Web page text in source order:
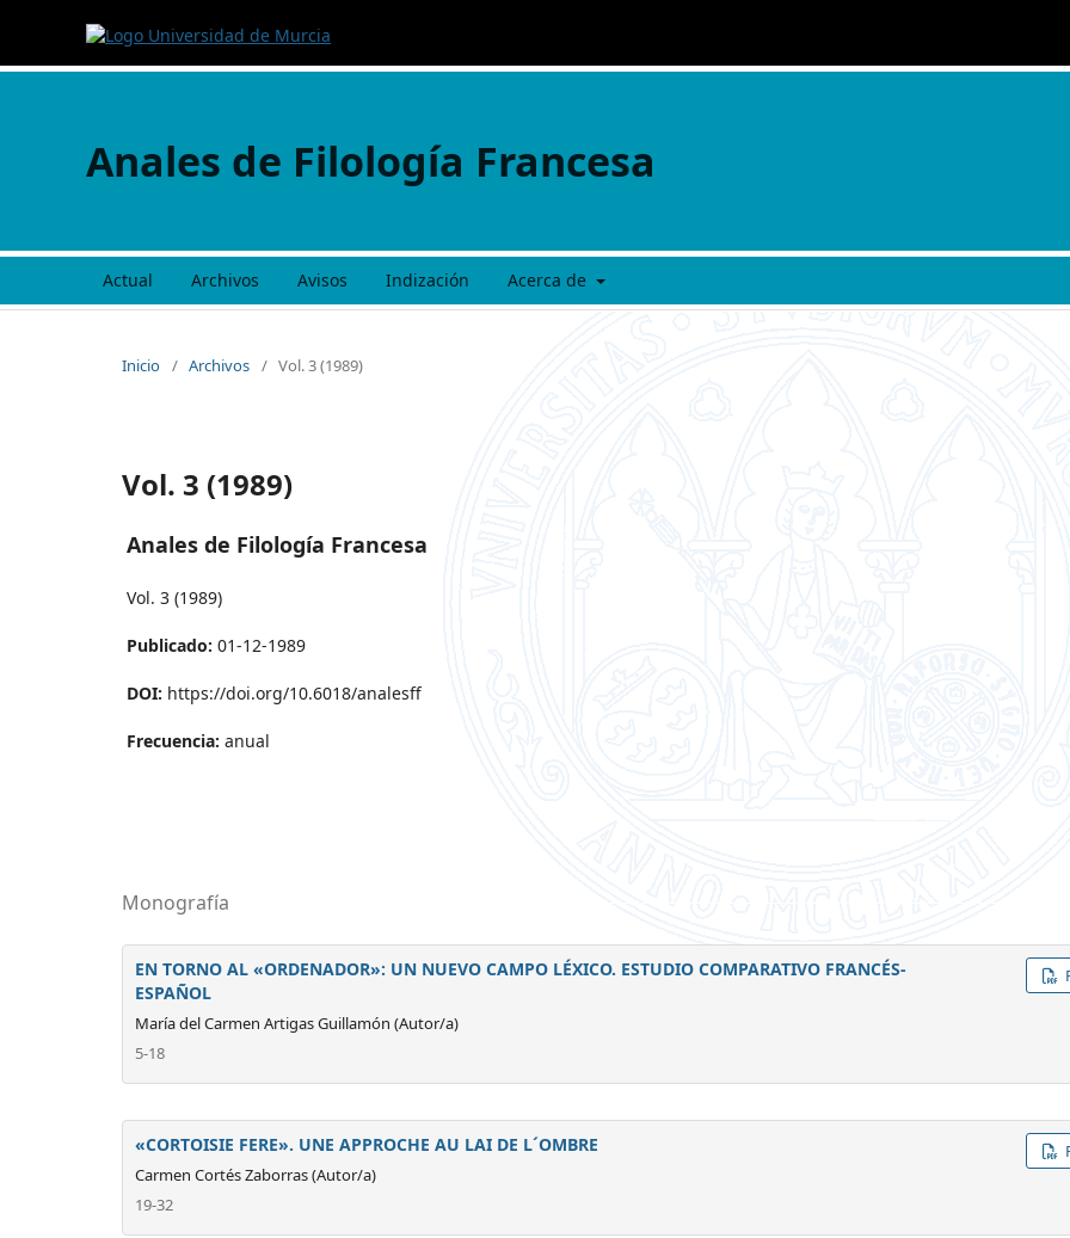
Anales de Filología Francesa
Actual Archivos Avisos Indización Acerca de
Inicio / Archivos / Vol. 3 (1989)
Vol. 3 (1989)
Anales de Filología Francesa
Vol. 3 (1989)
Publicado: 01-12-1989
DOI: https://doi.org/10.6018/analesff
Frecuencia: anual
Monografía
EN TORNO AL «ORDENADOR»: UN NUEVO CAMPO LÉXICO. ESTUDIO COMPARATIVO FRANCÉS-
ESPAÑOL
María del Carmen Artigas Guillamón (Autor/a)
5-18
«CORTOISIE FERE». UNE APPROCHE AU LAI DE L´OMBRE
Carmen Cortés Zaborras (Autor/a)
19-32